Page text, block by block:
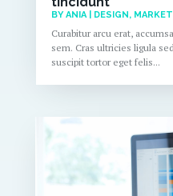
BYANIA| DESIGN,
Curabitur arcu erat,
sem. Cras ultricies ligula
suscipit tortor eget felis...